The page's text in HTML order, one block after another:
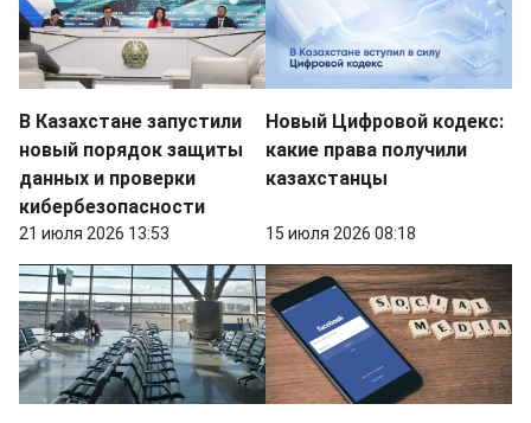
В Казахстане запустили
новый порядок защиты
данных и проверки
кибербезопасности
21 июля 2026 13:53
Новый Цифровой кодекс:
какие права получили
казахстанцы
15 июля 2026 08:18